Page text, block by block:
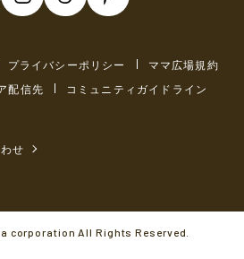
プライバシーポリシー
ママ広場規約
配信先 コミュニティガイドライン
せ
corporation All Rights Reserved.